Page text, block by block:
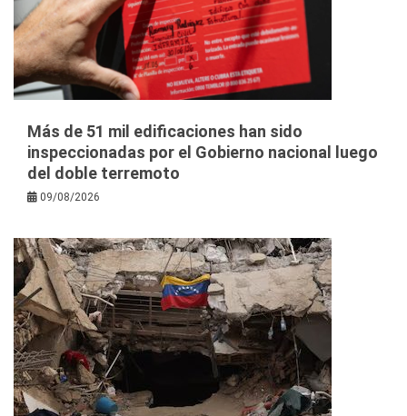
Más de 51 mil edificaciones han sido
inspeccionadas por el Gobierno nacional luego
del doble terremoto
09/08/2026